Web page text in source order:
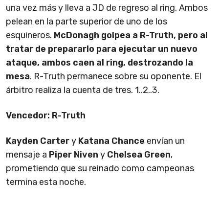
una vez más y lleva a JD de regreso al ring. Ambos
pelean en la parte superior de uno de los
esquineros. McDonagh golpea a R-Truth, pero al
tratar de prepararlo para ejecutar un nuevo
ataque, ambos caen al ring, destrozando la
mesa. R-Truth permanece sobre su oponente. El
árbitro realiza la cuenta de tres. 1..2..3.
Vencedor: R-Truth
Kayden Cartery Katana Chance envían un
mensaje a Piper Niven y Chelsea Green,
prometiendo que su reinado como campeonas
termina esta noche.